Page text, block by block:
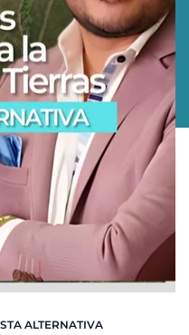
ALTERNATIVA